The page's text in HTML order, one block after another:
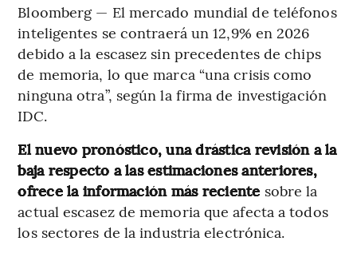
Bloomberg — El mercado mundial de teléfonos
inteligentes se contraerá un 12,9% en 2026
debido a la escasez sin precedentes de chips
de memoria, lo que marca “una crisis como
ninguna otra”, según la firma de investigación
IDC.
El nuevo pronóstico, una drástica revisión a la
baja respecto a las estimaciones anteriores,
ofrece la información más reciente sobre la
actual escasez de memoria que afecta a todos
los sectores de la industria electrónica.